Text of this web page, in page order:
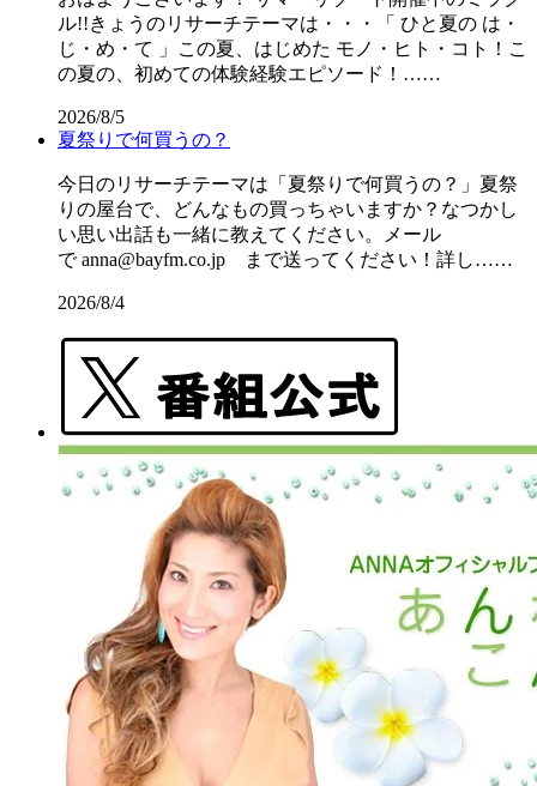
ル!!きょうのリサーチテーマは・・・「 ひと夏の は・
じ・め・て 」この夏、はじめた モノ・ヒト・コト！こ
の夏の、初めての体験経験エピソード！……
2026/8/5
夏祭りで何買うの？
今日のリサーチテーマは「夏祭りで何買うの？」夏祭
りの屋台で、どんなもの買っちゃいますか？なつかし
い思い出話も一緒に教えてください。メール
で anna@bayfm.co.jp まで送ってください！詳し……
2026/8/4